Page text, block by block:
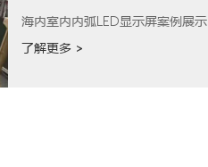
海内室内内弧LED显示屏案例展示
了解更多 >